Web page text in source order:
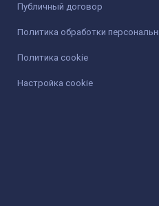
Публичный договор
Политика обработки
Политика cookie
Настройка cookie